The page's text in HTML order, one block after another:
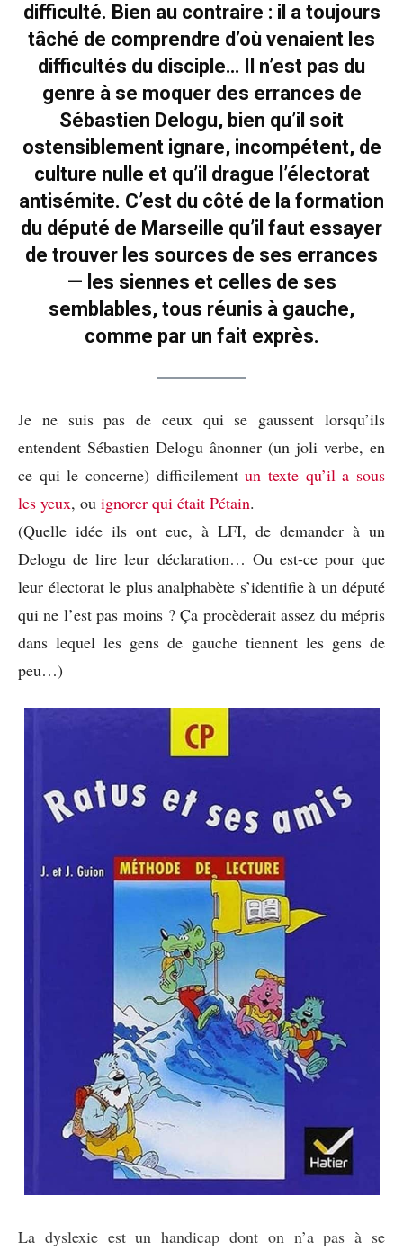
difficulté. Bien au contraire : il a toujours
tâché de comprendre d’où venaient les
difficultés du disciple… Il n’est pas du
genre à se moquer des errances de
Sébastien Delogu, bien qu’il soit
ostensiblement ignare, incompétent, de
culture nulle et qu’il drague l’électorat
antisémite. C’est du côté de la formation
du député de Marseille qu’il faut essayer
de trouver les sources de ses errances
— les siennes et celles de ses
semblables, tous réunis à gauche,
comme par un fait exprès.
Je ne suis pas de ceux qui se gaussent lorsqu’ils
entendent Sébastien Delogu ânonner (un joli verbe, en
ce qui le concerne) difficilementun texte qu’il a sous
les yeux, ou ignorer qui était Pétain.
(Quelle idée ils ont eue, à LFI, de demander à un
Delogu de lire leur déclaration… Ou est-ce pour que
leur électorat le plus analphabète s’identifie à un député
qui ne l’est pas moins ? Ça procèderait assez du mépris
dans lequel les gens de gauche tiennent les gens de
peu…)
La dyslexie est un handicap dont on n’a pas à se